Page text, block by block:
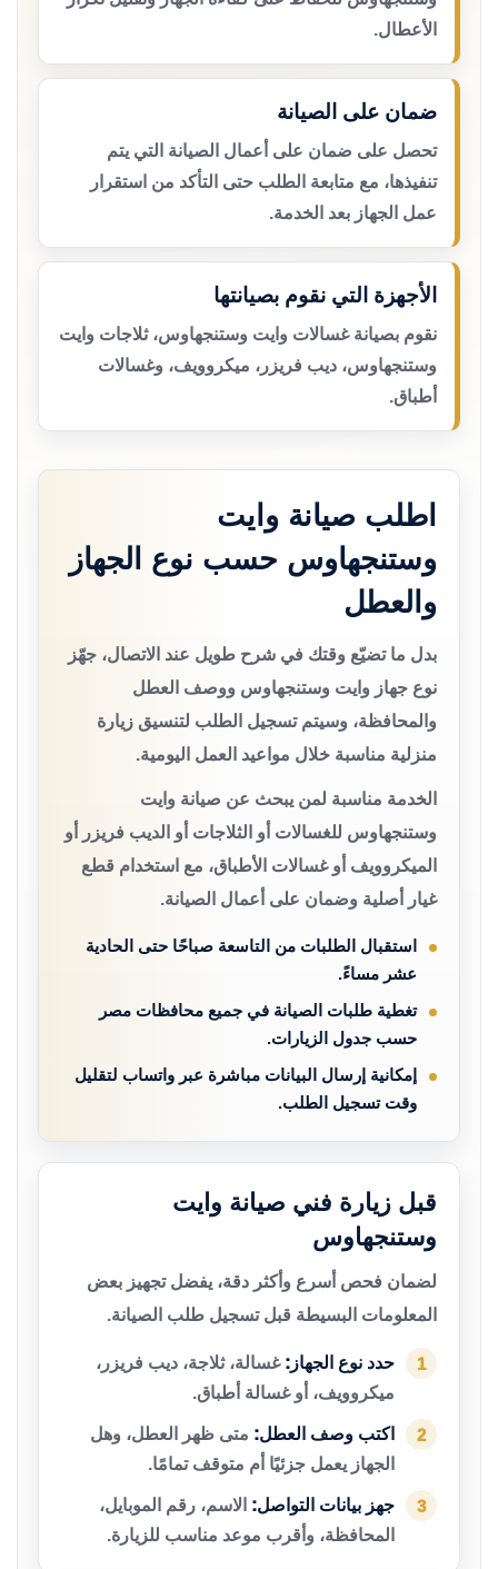
الأعطال.
ضمان على الصيانة
تحصل على ضمان على أعمال الصيانة التي يتم
تنفيذها، مع متابعة الطلب حتى التأكد من استقرار
عمل الجهاز بعد الخدمة.
الأجهزة التي نقوم بصيانتها
نقوم بصيانة غسالات وايت وستنجهاوس، ثلاجات وايت
وستنجهاوس، ديب فريزر، ميكروويف، وغسالات
أطباق.
اطلب صيانة وايت
وستنجهاوس حسب نوع الجهاز
والعطل
بدل ما تضيّع وقتك في شرح طويل عند الاتصال، جهّز
نوع جهاز وايت وستنجهاوس ووصف العطل
والمحافظة، وسيتم تسجيل الطلب لتنسيق زيارة
منزلية مناسبة خلال مواعيد العمل اليومية.
الخدمة مناسبة لمن يبحث عن صيانة وايت
وستنجهاوس للغسالات أو الثلاجات أو الديب فريزر أو
الميكروويف أو غسالات الأطباق، مع استخدام قطع
غيار أصلية وضمان على أعمال الصيانة.
استقبال الطلبات من التاسعة صباحًا حتى الحادية
عشر مساءً.
تغطية طلبات الصيانة في جميع محافظات مصر
حسب جدول الزيارات.
إمكانية إرسال البيانات مباشرة عبر واتساب لتقليل
وقت تسجيل الطلب.
قبل زيارة فني صيانة وايت
وستنجهاوس
لضمان فحص أسرع وأكثر دقة، يفضل تجهيز بعض
المعلومات البسيطة قبل تسجيل طلب الصيانة.
1 حدد نوع الجهاز: غسالة، ثلاجة، ديب فريزر،
ميكروويف، أو غسالة أطباق.
2 اكتب وصف العطل: متى ظهر العطل، وهل
الجهاز يعمل جزئيًا أم متوقف تمامًا.
3 جهز بيانات التواصل: الاسم، رقم الموبايل،
المحافظة، وأقرب موعد مناسب للزيارة.